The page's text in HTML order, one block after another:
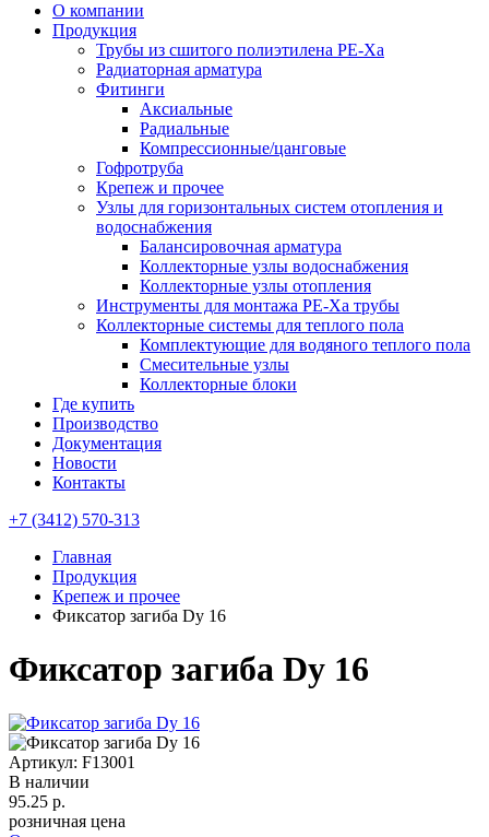
О компании
Продукция
Трубы из сшитого полиэтилена PE-Xа
Радиаторная арматура
Фитинги
Аксиальные
Радиальные
Компрессионные/цанговые
Гофротруба
Крепеж и прочее
Узлы для горизонтальных систем отопления и
водоснабжения
Балансировочная арматура
Коллекторные узлы водоснабжения
Коллекторные узлы отопления
Инструменты для монтажа PE-Xа трубы
Коллекторные системы для теплого пола
Комплектующие для водяного теплого пола
Смесительные узлы
Коллекторные блоки
Где купить
Производство
Документация
Новости
Контакты
+7 (3412) 570-313
Главная
Продукция
Крепеж и прочее
Фиксатор загиба Dy 16
Фиксатор загиба Dy 16
Артикул: F13001
В наличии
95.25 р.
розничная цена